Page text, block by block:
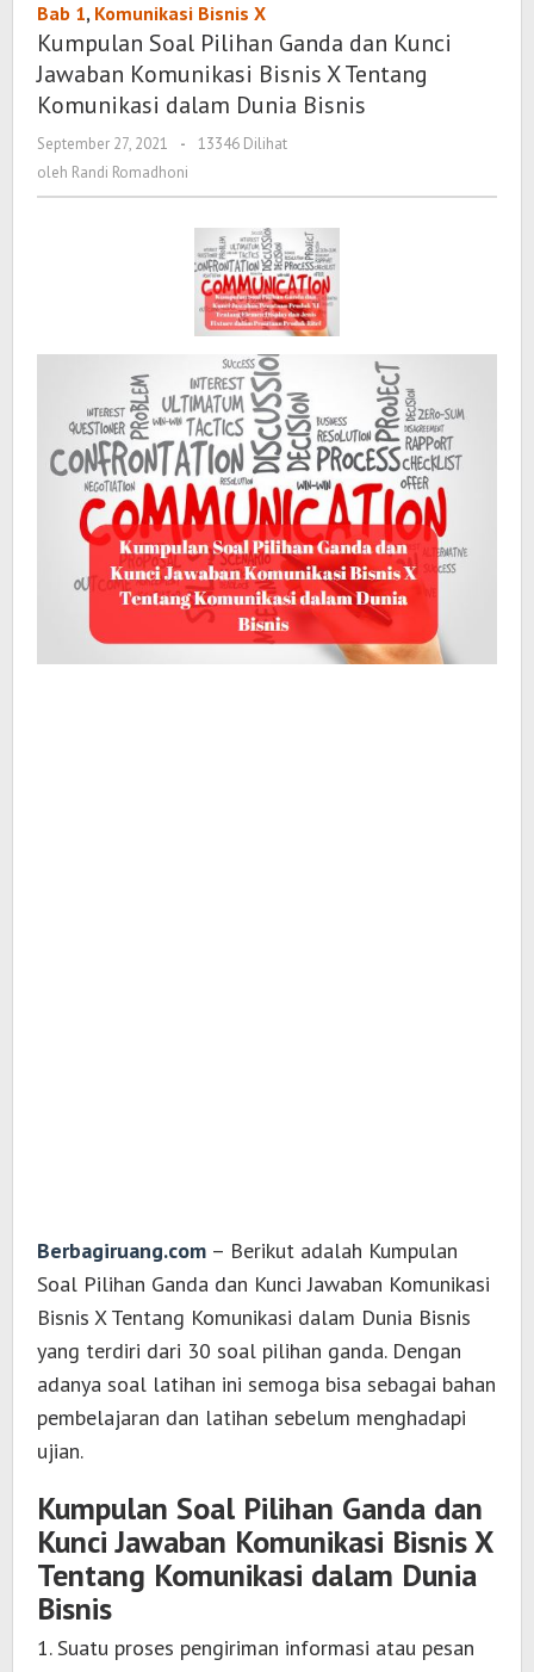
Ganda
dan
Kunci
Jawaban
X
Tentang
Komunikasi
dalam
Bab 1, Komunikasi Bisnis X
Kumpulan Soal Pilihan Ganda dan Kunci
Jawaban Komunikasi Bisnis X Tentang
Komunikasi dalam Dunia Bisnis
September 27, 2021
oleh
Randi
-
13346 Dilihat
oleh Randi Romadhoni
Berbagiruang.com – Berikut adalah Kumpulan
Soal Pilihan Ganda dan Kunci Jawaban Komunikasi
Bisnis X Tentang Komunikasi dalam Dunia Bisnis
yang terdiri dari 30 soal pilihan ganda. Dengan
adanya soal latihan ini semoga bisa sebagai bahan
pembelajaran dan latihan sebelum menghadapi
ujian.
Kumpulan Soal Pilihan Ganda dan
Kunci Jawaban Komunikasi Bisnis X
Tentang Komunikasi dalam Dunia
Bisnis
1. Suatu proses pengiriman informasi atau pesan